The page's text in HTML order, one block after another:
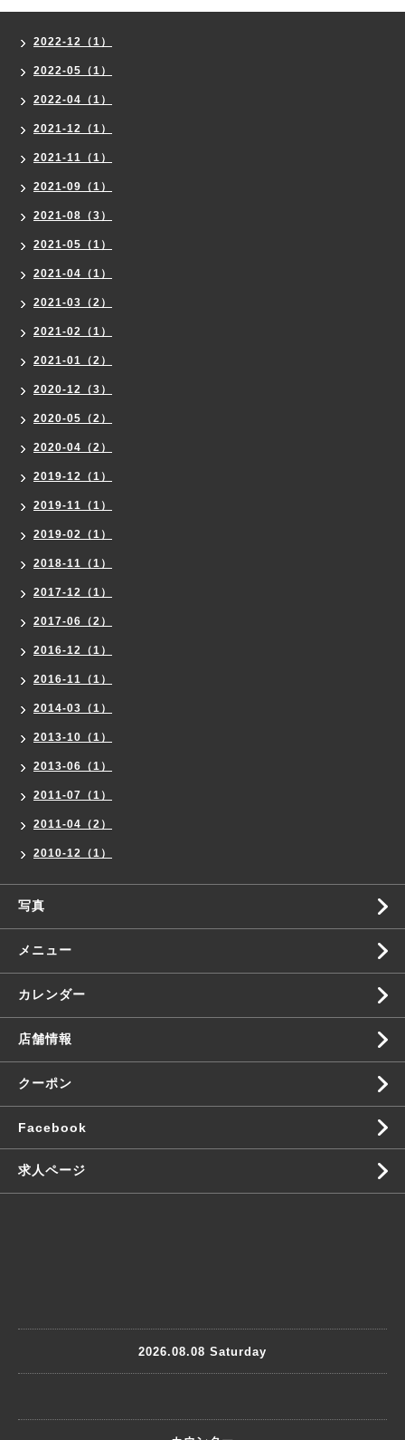
2022-12（1）
2022-05（1）
2022-04（1）
2021-12（1）
2021-11（1）
2021-09（1）
2021-08（3）
2021-05（1）
2021-04（1）
2021-03（2）
2021-02（1）
2021-01（2）
2020-12（3）
2020-05（2）
2020-04（2）
2019-12（1）
2019-11（1）
2019-02（1）
2018-11（1）
2017-12（1）
2017-06（2）
2016-12（1）
2016-11（1）
2014-03（1）
2013-10（1）
2013-06（1）
2011-07（1）
2011-04（2）
2010-12（1）
写真
メニュー
カレンダー
店舗情報
クーポン
Facebook
求人ページ
2026.08.08 Saturday